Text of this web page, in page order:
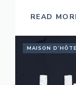
READ
MAISON